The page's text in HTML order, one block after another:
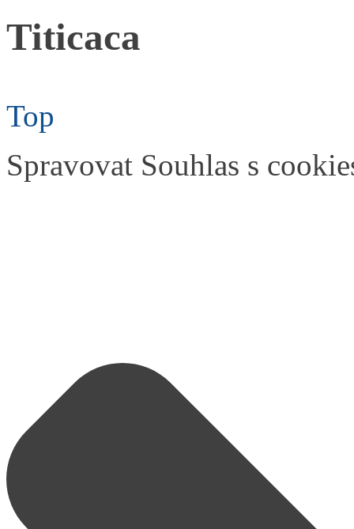
Titicaca
Top
Spravovat Souhlas s